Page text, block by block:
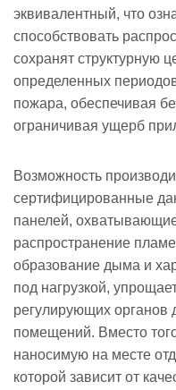
эквивалентный, что
способствовать
сохранят структурную
определенных
пожара, обеспечивая
ограничивая ущерб
Возможность
сертифицированные
панелей,
распространение
образование дыма и
под нагрузкой,
регулирующих органов
помещений. Вместо
наносимую на месте
которой зависит от